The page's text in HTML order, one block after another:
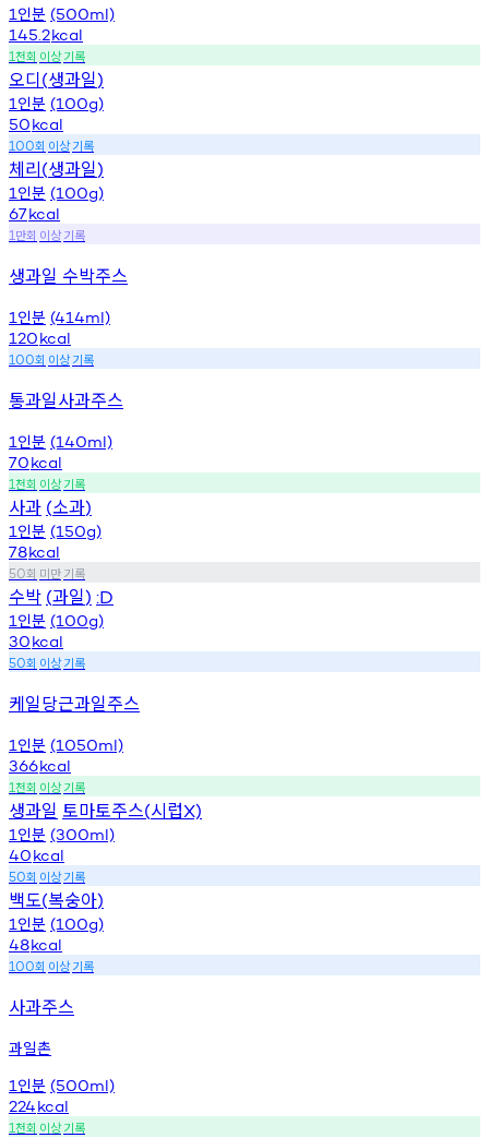
1 인분 (500ml)
145.2kcal
1천회 이상기록
오디(생과일)
1 인분 (100g)
50kcal
100회 이상기록
체리(생과일)
1 인분 (100g)
67kcal
1 만회 이상기록
생과일 수박주스
1 인분 (414ml)
120kcal
100회 이상기록
통과일사과주스
1 인분 (140ml)
70kcal
1천회 이상기록
사과 (소과)
1 인분 (150g)
78kcal
50회 미만기록
수박 (과일) :D
1 인분 (100g)
30kcal
50회 이상기록
케일당근과일주스
1 인분 (1050ml)
366kcal
1천회 이상기록
생과일 토마토주스(시럽X)
1 인분 (300ml)
40kcal
50회 이상기록
백도(복숭아)
1 인분 (100g)
48kcal
100회 이상기록
사과주스
과일촌
1 인분 (500ml)
224kcal
1천회 이상기록